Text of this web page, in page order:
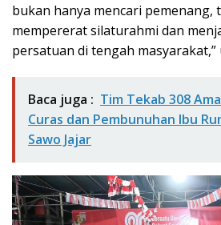
bukan hanya mencari pemenang,
mempererat silaturahmi dan
persatuan di tengah masyarakat,”
Baca juga : Tim Tekab 308
Curas dan Pembunuhan Ibu
Sawo Jajar